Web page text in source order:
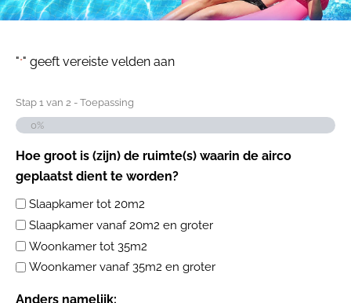
"*" geeft vereiste velden aan
Stap 1 van 2 - Toepassing
0%
Hoe groot is (zijn) de ruimte(s) waarin de airco
geplaatst dient te worden?
Slaapkamer tot 20m2
Slaapkamer vanaf 20m2 en groter
Woonkamer tot 35m2
Woonkamer vanaf 35m2 en groter
Anders namelijk: